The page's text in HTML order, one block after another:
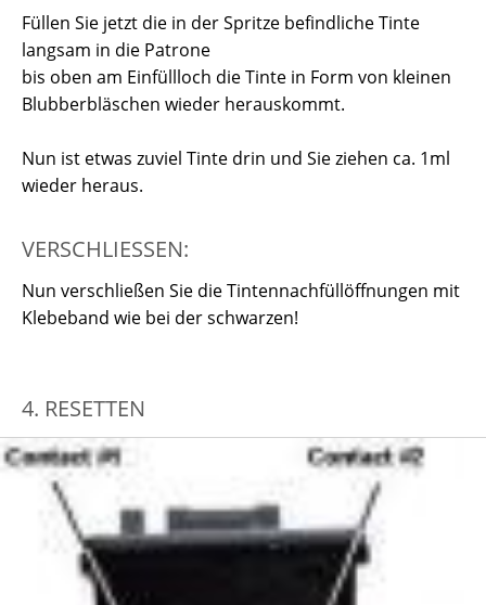
Füllen Sie jetzt die in der Spritze befindliche Tinte
langsam in die Patrone
bis oben am Einfüllloch die Tinte in Form von kleinen
Blubberbläschen wieder herauskommt.
Nun ist etwas zuviel Tinte drin und Sie ziehen ca. 1ml
wieder heraus.
VERSCHLIESSEN:
Nun verschließen Sie die Tintennachfüllöffnungen mit
Klebeband wie bei der schwarzen!
4. RESETTEN